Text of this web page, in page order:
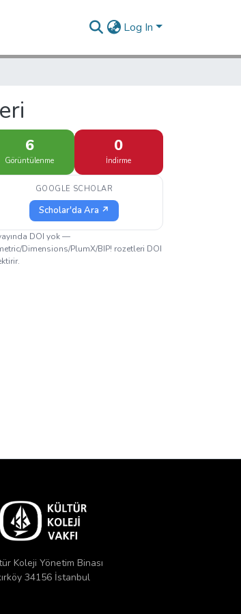
Log In
6
Görüntülenme
0
İndirme
GOOGLE SCHOLAR
Scholar'da Ara ↗
DOI yok —
Dimensions/PlumX/BIP! rozetleri DOI
Koleji Yönetim Binası
34156 İstanbul